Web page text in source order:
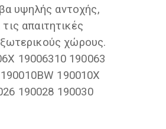
υψηλής αντοχής,
απαιτητικές
χώρους.
19006310 190063
190010X
190028 190030